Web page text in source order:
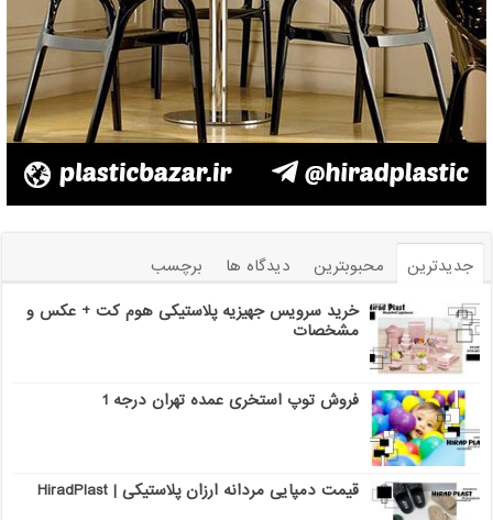
جدیدترین محبوبترین دیدگاه ها
برچسب
خرید سرویس جهیزیه پلاستیکی هوم کت + عکس و
مشخصات
فروش توپ استخری عمده تهران درجه 1
قیمت دمپایی مردانه ارزان پلاستیکی | HiradPlast